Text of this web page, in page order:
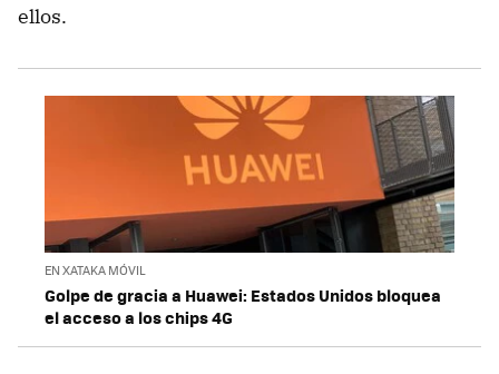
ellos.
EN XATAKA MÓVIL
Golpe de gracia a Huawei: Estados Unidos bloquea
el acceso a los chips 4G